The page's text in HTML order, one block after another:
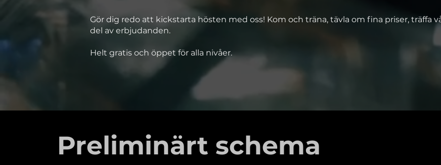
Gör dig redo att kickstarta hösten med oss! Kom och träna, tävla om fina priser, träffa
del av erbjudanden.
Helt gratis och öppet för alla nivåer.
Preliminärt schema